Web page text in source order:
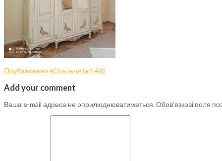
Опубліковано вСпальня (art.48)
Add your comment
Ваша e-mail адреса не оприлюднюватиметься.Обов’язкові поля